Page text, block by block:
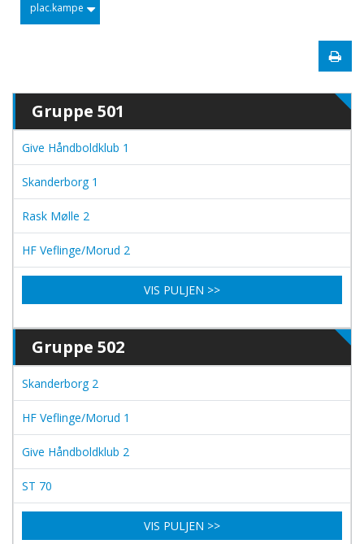
plac.kampe
Gruppe 501
Give Håndboldklub 1
Skanderborg 1
Rask Mølle 2
HF Veflinge/Morud 2
VIS PULJEN >>
Gruppe 502
Skanderborg 2
HF Veflinge/Morud 1
Give Håndboldklub 2
ST 70
VIS PULJEN >>